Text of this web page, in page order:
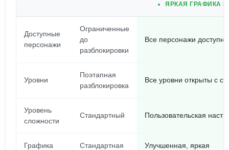
ЯРКАЯ ГРАФИКА
Доступные
персонажи
Ограниченные
до
разблокировки
Все персонажи
Уровни
Поэтапная
разблокировка
Все уровни открыты с
Уровень
сложности
Стандартный Пользовательская
Графика Стандартная Улучшенная, яркая